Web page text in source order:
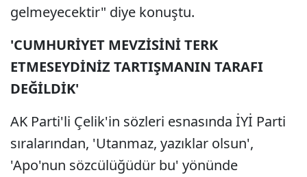
gelmeyecektir" diye konuştu.
'CUMHURİYET MEVZİSİNİ TERK
ETMESEYDİNİZ TARTIŞMANIN TARAFI
DEĞİLDİK'
AK Parti'li Çelik'in sözleri esnasında İYİ Parti
sıralarından, 'Utanmaz, yazıklar olsun',
'Apo'nun sözcülüğüdür bu' yönünde